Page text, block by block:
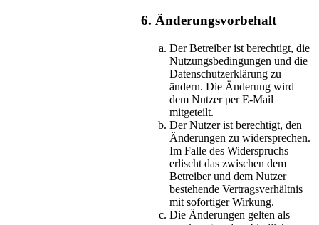
6. Änderungsvorbehalt
Der Betreiber ist berechtigt, die
Nutzungsbedingungen und die
Datenschutzerklärung zu
ändern. Die Änderung wird
dem Nutzer per E-Mail
mitgeteilt.
Der Nutzer ist berechtigt, den
Änderungen zu widersprechen.
Im Falle des Widerspruchs
erlischt das zwischen dem
Betreiber und dem Nutzer
bestehende Vertragsverhältnis
mit sofortiger Wirkung.
Die Änderungen gelten als